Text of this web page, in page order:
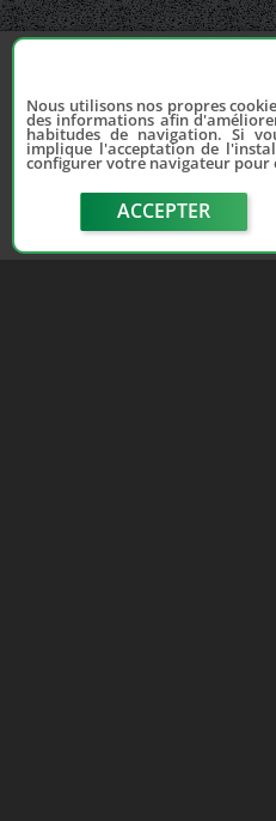
Nous utilisons nos propres
des informations afin
habitudes de navigation. Si
implique l'acceptation de
configurer votre navigateur
ACCEPTER